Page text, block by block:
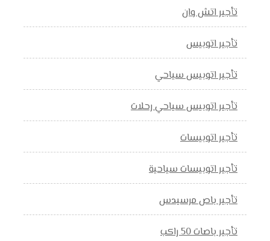
تأجير اتش وان
تأجير اتوبيس
تأجير اتوبيس سياحي
تأجير اتوبيس سياحي رحلات
تأجير اتوبيسات
تأجير اتوبيسات سياحية
تأجير باص مرسيدس
تأجير باصات 50 راكب